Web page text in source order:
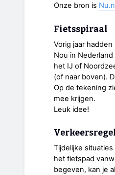
Onze bron is
Fietsspiraal
Vorig jaar
Nou in
het IJ of
(of naar boven).
Op de tekening
mee krijgen.
Leuk idee!
Tijdelijke
het fietspad
begeven, kan je